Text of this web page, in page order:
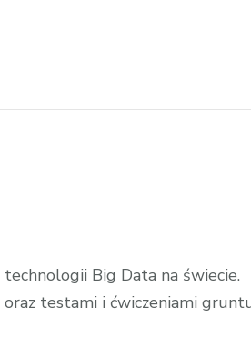
Big Data na świecie.
testami i ćwiczeniami